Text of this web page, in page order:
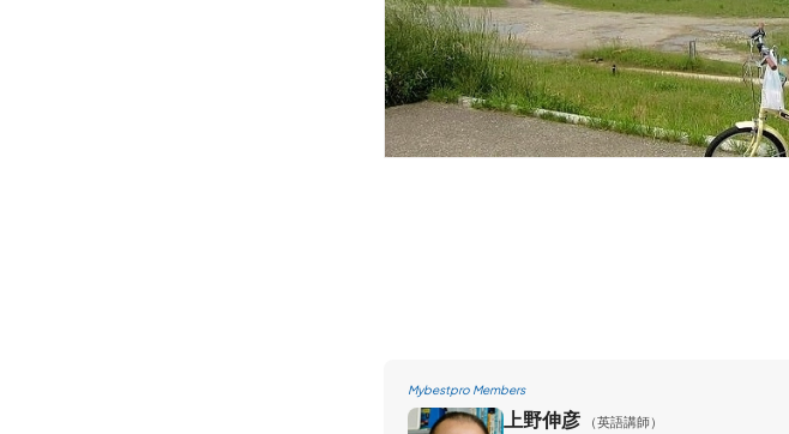
Mybestpro Members
上野伸彦
（英語講師）